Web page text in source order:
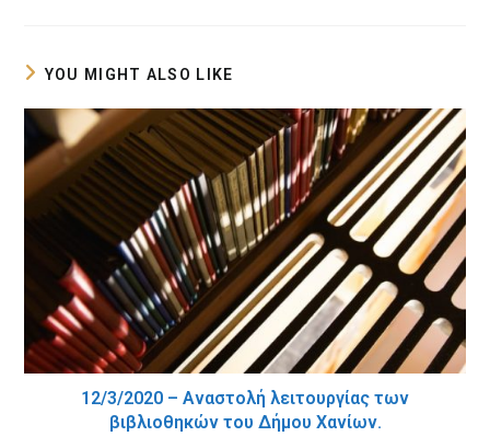
YOU MIGHT ALSO LIKE
12/3/2020 – Αναστολή λειτουργίας των
βιβλιοθηκών του Δήμου Χανίων.